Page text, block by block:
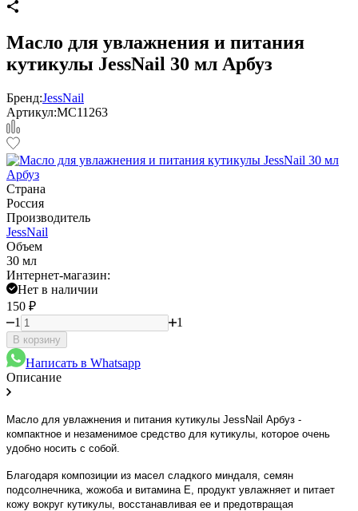
Масло для увлажнения и питания
кутикулы JessNail 30 мл Арбуз
Бренд:JessNail
Артикул:МС11263
Страна
Россия
Производитель
JessNail
Объем
30 мл
Интернет-магазин:
Нет в наличии
150 ₽
1
1
В корзину
Написать в Whatsapp
Описание
Масло для увлажнения и питания кутикулы JessNail Арбуз -
компактное и незаменимое средство для кутикулы, которое очень
удобно носить с собой.
Благодаря композиции из масел сладкого миндаля, семян
подсолнечника, жожоба и витамина Е, продукт увлажняет и питает
кожу вокруг кутикулы, восстанавливая ее и предотвращая